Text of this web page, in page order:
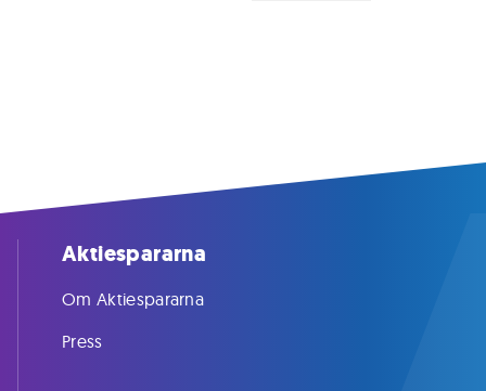
Aktiespararna
Om Aktiespararna
Press